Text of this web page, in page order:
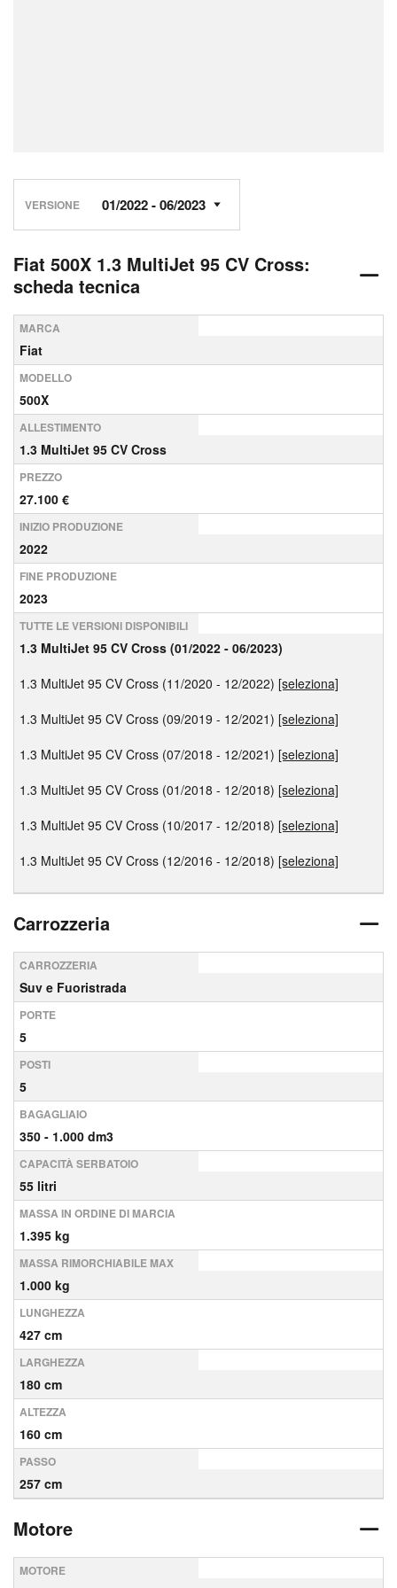
VERSIONE
Fiat 500X 1.3 MultiJet 95 CV Cross:
scheda tecnica
MARCA
Fiat
MODELLO
500X
ALLESTIMENTO
1.3 MultiJet 95 CV Cross
PREZZO
27.100 €
INIZIO PRODUZIONE
2022
FINE PRODUZIONE
2023
TUTTE LE VERSIONI DISPONIBILI
1.3 MultiJet 95 CV Cross (01/2022 - 06/2023)
1.3 MultiJet 95 CV Cross (11/2020 - 12/2022) [seleziona]
1.3 MultiJet 95 CV Cross (09/2019 - 12/2021) [seleziona]
1.3 MultiJet 95 CV Cross (07/2018 - 12/2021) [seleziona]
1.3 MultiJet 95 CV Cross (01/2018 - 12/2018) [seleziona]
1.3 MultiJet 95 CV Cross (10/2017 - 12/2018) [seleziona]
1.3 MultiJet 95 CV Cross (12/2016 - 12/2018) [seleziona]
Carrozzeria
CARROZZERIA
Suv e Fuoristrada
PORTE
5
POSTI
5
BAGAGLIAIO
350 - 1.000 dm3
CAPACITÀ SERBATOIO
55 litri
MASSA IN ORDINE DI MARCIA
1.395 kg
MASSA RIMORCHIABILE MAX
1.000 kg
LUNGHEZZA
427 cm
LARGHEZZA
180 cm
ALTEZZA
160 cm
PASSO
257 cm
Motore
MOTORE